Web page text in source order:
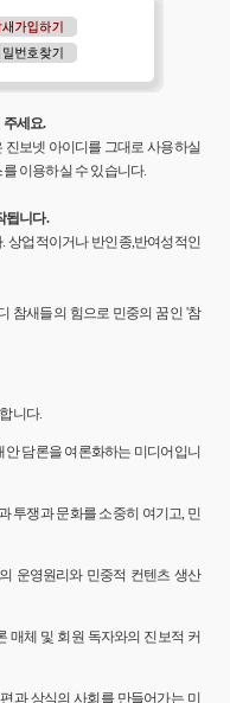
주세요.
보넷 아이디를 그대로 사용하실
이용하실 수 있습니다.
됩니다.
상업적이거나 반인종,반여성적인
참새들의 힘으로 민중의 꿈인 '참
니다.
담론을 여론화하는 미디어입니
투쟁과 문화를 소중히 여기고, 민
운영원리와 민중적 컨텐츠 생산
매체 및 회원 독자와의 진보적 커
과 상식의 사회를 만들어가는 미